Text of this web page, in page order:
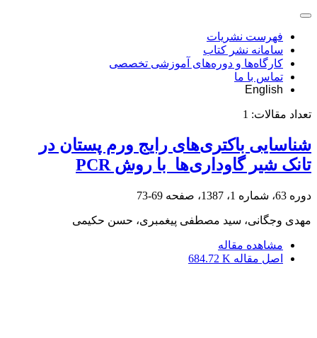
فهرست نشریات
سامانه نشر کتاب
کارگاه‌ها و دوره‌های آموزشی تخصصی
تماس با ما
English
تعداد مقالات: 1
شناسایی باکتری‌های رایج ورم پستان در
تانک شیر گاوداری‌ها ‌ با روش PCR
دوره 63، شماره 1، 1387، صفحه 69-73
مهدی وجگانی، سید مصطفی پیغمبری، حسن حکیمی
مشاهده مقاله
اصل مقاله 684.72 K